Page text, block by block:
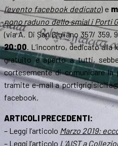
l’evento facebook dedicato) e
nono raduno dello smial i Porti
(via A. Di San Giuliano 357/ 359,
20:00 . L’incontro, dedicato
gratuito e aperto a tutti,
cortesemente di comunicare la
tramite e-mail a
facebook.
ARTICOLI PRECEDENTI:
– Leggi l’articolo Marzo 2019:
– Leggi l’articolo L’AIST a